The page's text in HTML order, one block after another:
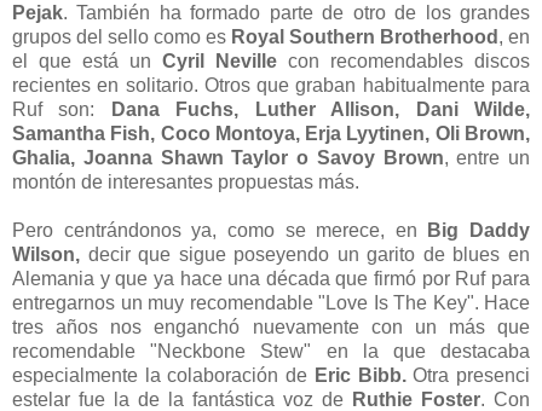
Pejak. También ha formado parte de otro de los grandes
grupos del sello como es Royal Southern Brotherhood , en
el que está un Cyril Neville con recomendables discos
recientes en solitario. Otros que graban habitualmente para
Ruf son:
Dana Fuchs, Luther Allison, Dani Wilde,
Samantha Fish, Coco Montoya, Erja Lyytinen, Oli Brown,
Ghalia, Joanna Shawn Taylor o Savoy Brown, entre un
montón de interesantes propuestas más.
Pero centrándonos ya, como se merece, en
Big Daddy
Wilson, decir que sigue poseyendo un garito de blues en
Alemania y que ya hace una década que firmó por Ruf para
entregarnos un muy recomendable "Love Is The Key". Hace
tres años nos enganchó nuevamente con un más que
recomendable "Neckbone Stew" en la que destacaba
especialmente la colaboración de Eric Bibb.Otra presenci
estelar fue la de la fantástica voz de Ruthie Foster. Con